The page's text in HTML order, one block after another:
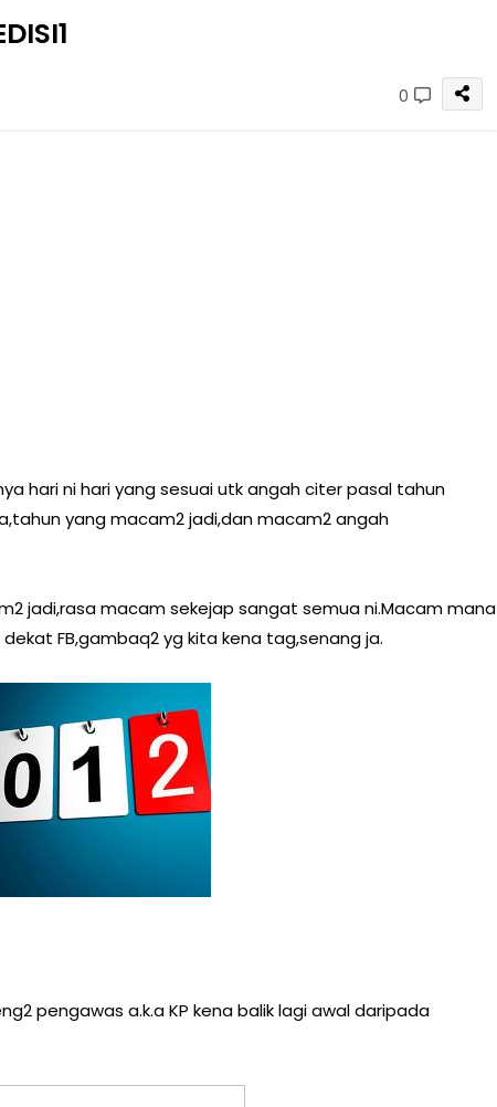
0
hari ni hari yang sesuai utk angah citer pasal tahun
yang macam2 jadi,dan macam2 angah
jadi,rasa macam sekejap sangat semua ni.Macam mana
FB,gambaq2 yg kita kena tag,senang ja.
pengawas a.k.a KP kena balik lagi awal daripada